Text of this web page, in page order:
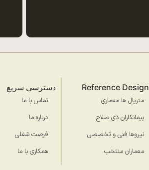
Reference Design
متریال ها معماری
پیمانکاران ذی صلاح
نیروها فنی و تخصصی
معماران منتخب
دسترسی سریع
تماس با ما
درباره ما
فرصت شغلی
همکاری با ما